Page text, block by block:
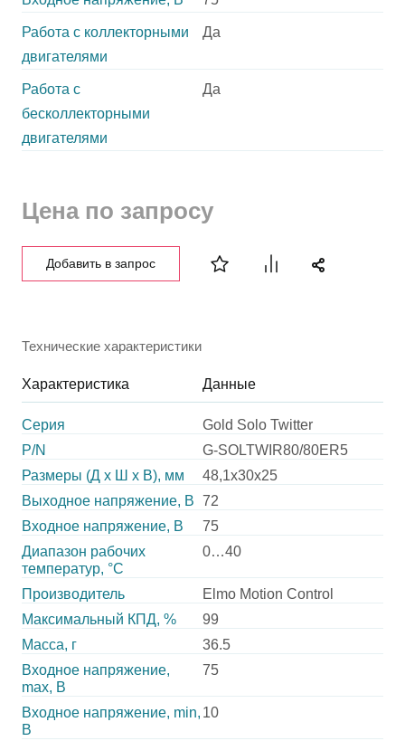
Работа с коллекторными
двигателями
Да
Работа с
бесколлекторными
двигателями
Да
Цена по запросу
Добавить в запрос
Технические характеристики
Характеристика Данные
Серия
Gold Solo Twitter
P/N
G-SOLTWIR80/80ER5
Размеры (Д х Ш х В), мм
48,1х30х25
Выходное напряжение, В 72
Входное напряжение, В
75
Диапазон рабочих
температур, °С
0…40
Производитель
Elmo Motion Control
Максимальный КПД, %
99
Масса, г
36.5
Входное напряжение,
max, В
75
Входное напряжение, min,
В
10